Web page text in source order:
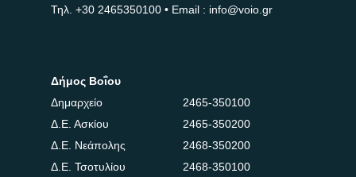
Τηλ. +30 2465350100 • Email : info@voio.gr
Δήμος Βοΐου
Δημαρχείο
2465-350100
Δ.Ε. Ασκίου
2465-350200
Δ.Ε. Νεάπολης
2468-350200
Δ.Ε. Τσοτυλίου
2468-350100